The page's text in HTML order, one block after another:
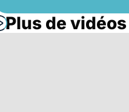
Plus de vidéos